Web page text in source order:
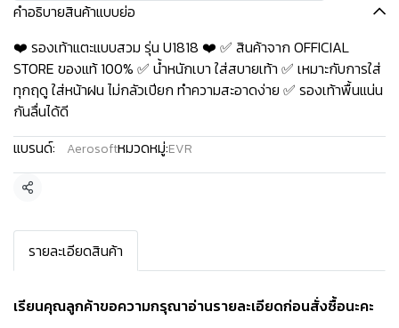
คำอธิบายสินค้าแบบย่อ
❤️ รองเท้าแตะแบบสวม รุ่น U1818 ❤️ ✅ สินค้าจาก OFFICIAL
STORE ของแท้ 100% ✅ น้ำหนักเบา ใส่สบายเท้า ✅ เหมาะกับการใส่
ทุกฤดู ใส่หน้าฝน ไม่กลัวเปียก ทำความสะอาดง่าย ✅ รองเท้าพื้นแน่น
กันลื่นได้ดี
แบรนด์:
Aerosoftหมวดหมู่:EVR
แชร์
รายละเอียดสินค้า
เรียนคุณลูกค้าขอความกรุณาอ่านรายละเอียดก่อนสั่งซื้อนะคะ️